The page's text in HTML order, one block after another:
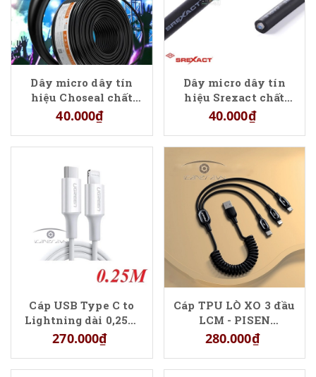
Dây micro dây tín
hiệu Choseal chất
lượng cao chống
nhiễu
40.000₫
Dây micro dây tín
hiệu Srexact chất
lượng cao chống
nhiễu
40.000₫
Cáp USB Type C to
Lightning dài 0,25m
màu trắng chính hãng
Ugreen 60746
270.000₫
Cáp TPU LÒ XO 3 đầu
LCM - PISEN
SpringTPU 3-in-1
(Lightning/Type-C/
280.000₫